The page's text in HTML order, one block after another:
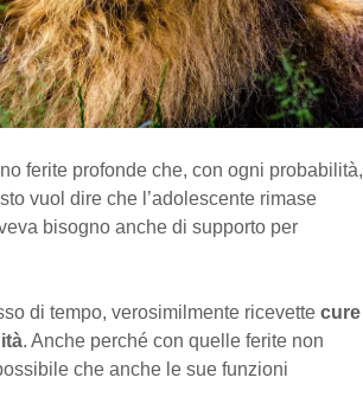
ferite profonde che, con ogni probabilità,
vuol dire che l’adolescente rimase
bisogno anche di supporto per
di tempo, verosimilmente ricevette cure
. Anche perché con quelle ferite non
che anche le sue funzioni